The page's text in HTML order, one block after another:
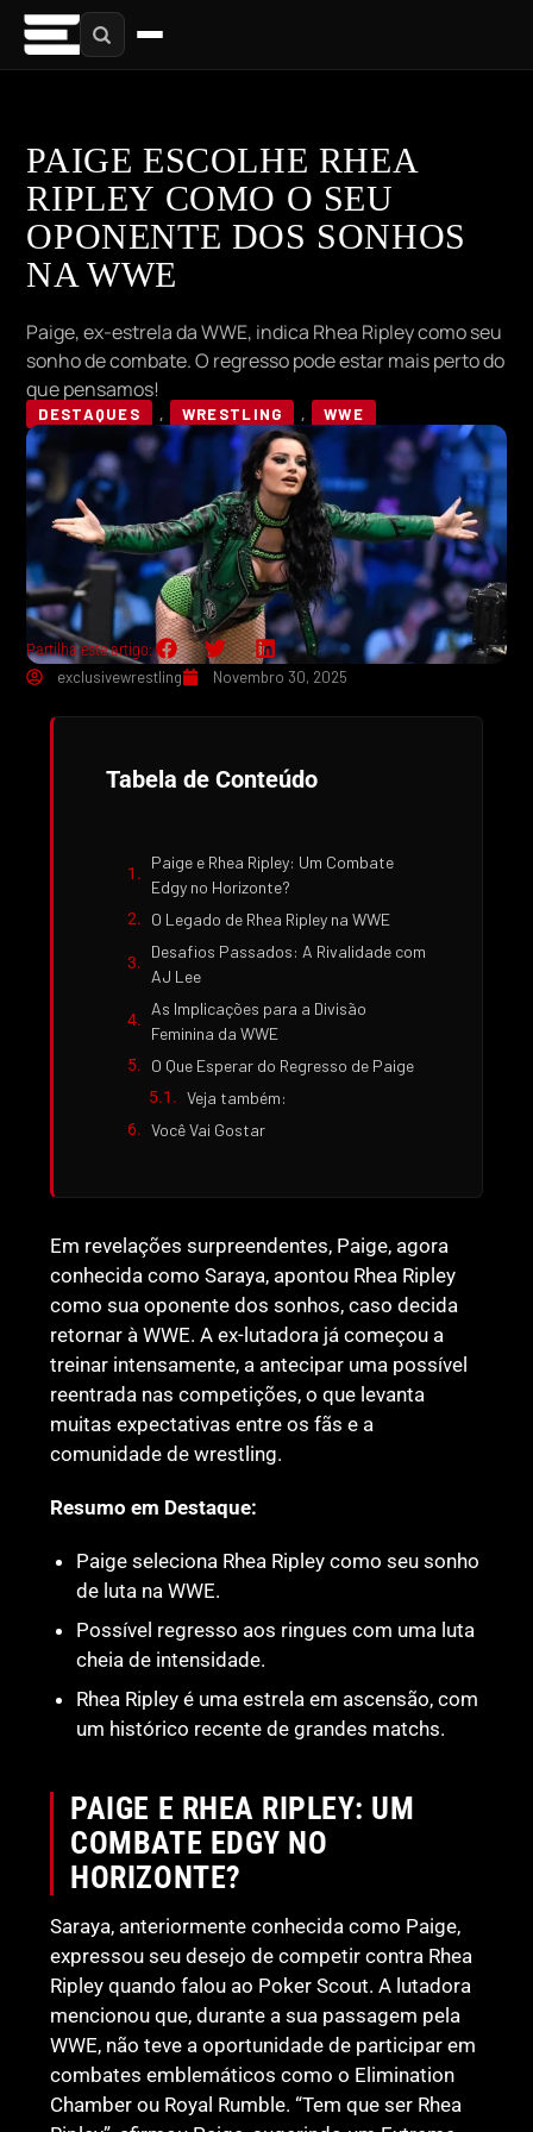
PAIGE ESCOLHE RHEA
RIPLEY COMO O SEU
OPONENTE DOS SONHOS
NA WWE
Paige, ex-estrela da WWE, indica Rhea Ripley como seu
sonho de combate. O regresso pode estar mais perto do
que pensamos!
DESTAQUES , WRESTLING , WWE
Partilha este artigo:
exclusivewrestling
Novembro 30, 2025
Tabela de Conteúdo
Paige e Rhea Ripley: Um Combate
Edgy no Horizonte?
O Legado de Rhea Ripley na WWE
Desafios Passados: A Rivalidade com
AJ Lee
As Implicações para a Divisão
Feminina da WWE
O Que Esperar do Regresso de Paige
Veja também:
Você Vai Gostar
Em revelações surpreendentes, Paige, agora
conhecida como Saraya, apontou Rhea Ripley
como sua oponente dos sonhos, caso decida
retornar à WWE. A ex-lutadora já começou a
treinar intensamente, a antecipar uma possível
reentrada nas competições, o que levanta
muitas expectativas entre os fãs e a
comunidade de wrestling.
Resumo em Destaque:
Paige seleciona Rhea Ripley como seu sonho
de luta na WWE.
Possível regresso aos ringues com uma luta
cheia de intensidade.
Rhea Ripley é uma estrela em ascensão, com
um histórico recente de grandes matchs.
PAIGE E RHEA RIPLEY: UM
COMBATE EDGY NO
HORIZONTE?
Saraya, anteriormente conhecida como Paige,
expressou seu desejo de competir contra Rhea
Ripley quando falou ao Poker Scout. A lutadora
mencionou que, durante a sua passagem pela
WWE, não teve a oportunidade de participar em
combates emblemáticos como o Elimination
Chamber ou Royal Rumble. “Tem que ser Rhea